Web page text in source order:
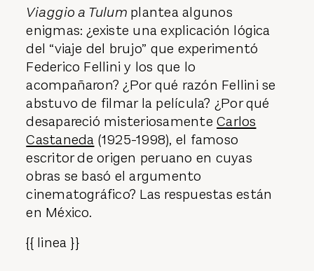
Viaggio a Tulum plantea algunos
enigmas: ¿existe una explicación lógica
del “viaje del brujo” que experimentó
Federico Fellini y los que lo
acompañaron? ¿Por qué razón Fellini se
abstuvo de filmar la película? ¿Por qué
desapareció misteriosamenteCarlos
Castaneda (1925-1998), el famoso
escritor de origen peruano en cuyas
obras se basó el argumento
cinematográfico? Las respuestas están
en México.
{{ linea }}